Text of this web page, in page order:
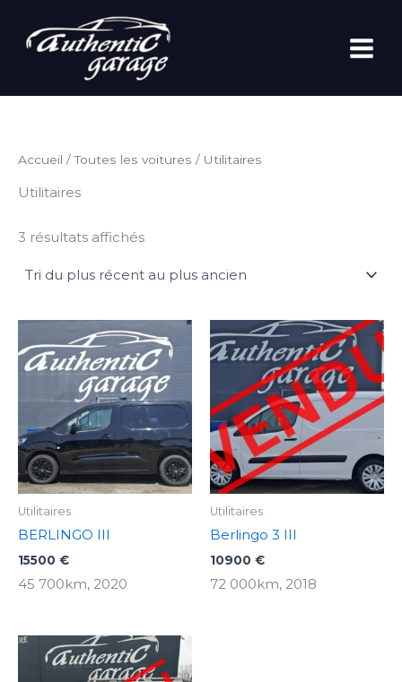
contenu
Accueil /Toutes les voitures / Utilitaires
Utilitaires
3 résultats affichés
du
plus
récent
au
plus
Utilitaires
BERLINGO III
15500 €
45 700km, 2020
Utilitaires
Berlingo 3 III
10900 €
72 000km, 2018